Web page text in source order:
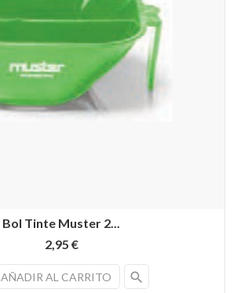
Bol Tinte Muster 2...
2,95 €
AÑADIR AL CARRITO search